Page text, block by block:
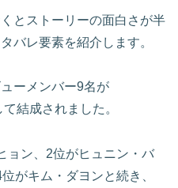
とストーリーの面白さが半
バレ要素を紹介します。
ーメンバー9名が
結成されました。
ョン、2位がヒュニン・バ
がキム・ダヨンと続き、